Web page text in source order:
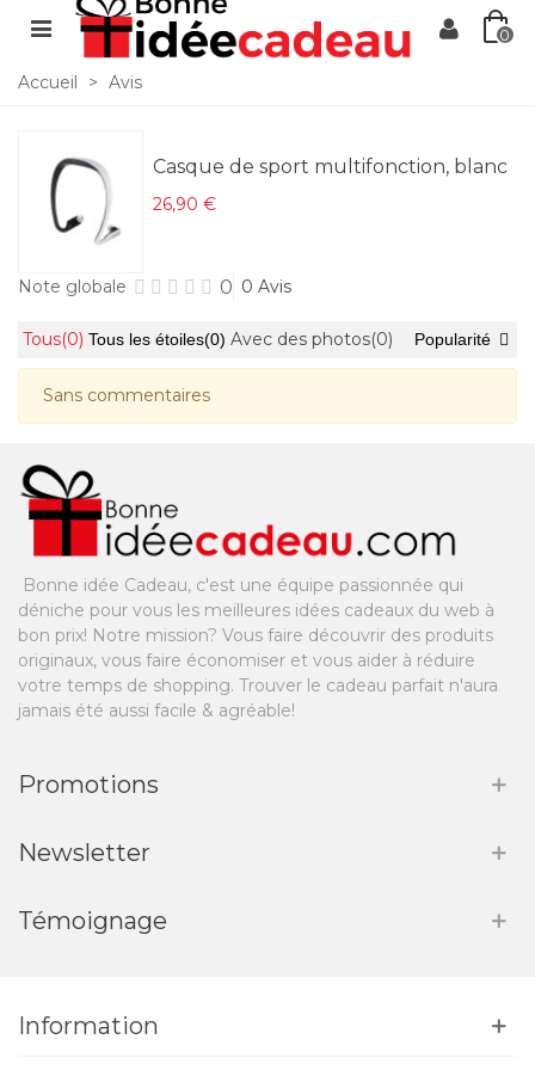
0
Accueil > Avis
Casque de sport multifonction, blanc
26,90 €
Note globale 0 0 Avis
Tous(0) Tous les étoiles(0) Avec des photos(0) Popularité
Sans commentaires
Bonne idée Cadeau, c'est une équipe passionnée qui
déniche pour vous les meilleures idées cadeaux du web à
bon prix! Notre mission? Vous faire découvrir des produits
originaux, vous faire économiser et vous aider à réduire
votre temps de shopping. Trouver le cadeau parfait n'aura
jamais été aussi facile & agréable!
Promotions
Newsletter
Témoignage
Information